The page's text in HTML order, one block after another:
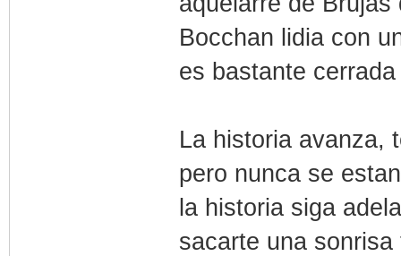
Bocchan lidia con
es bastante
La historia avanza,
pero nunca se
la historia siga
sacarte una